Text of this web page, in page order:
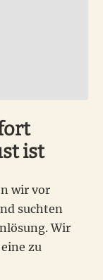
ist
wir vor
suchten
Wir
zu